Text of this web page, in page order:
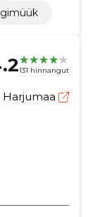
131 hinnangut
Harjumaa